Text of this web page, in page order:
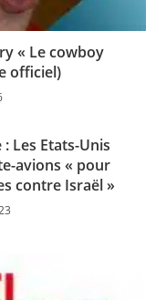
« Le cowboy
officiel)
Les Etats-Unis
avions « pour
contre Israël »